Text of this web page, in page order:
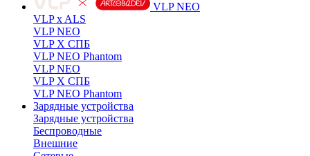
VLP NEO
VLP x ALS
VLP NEO
VLP X СПБ
VLP NEO Phantom
VLP NEO
VLP X СПБ
VLP NEO Phantom
Зарядные устройства
Зарядные устройства
Беспроводные
Внешние